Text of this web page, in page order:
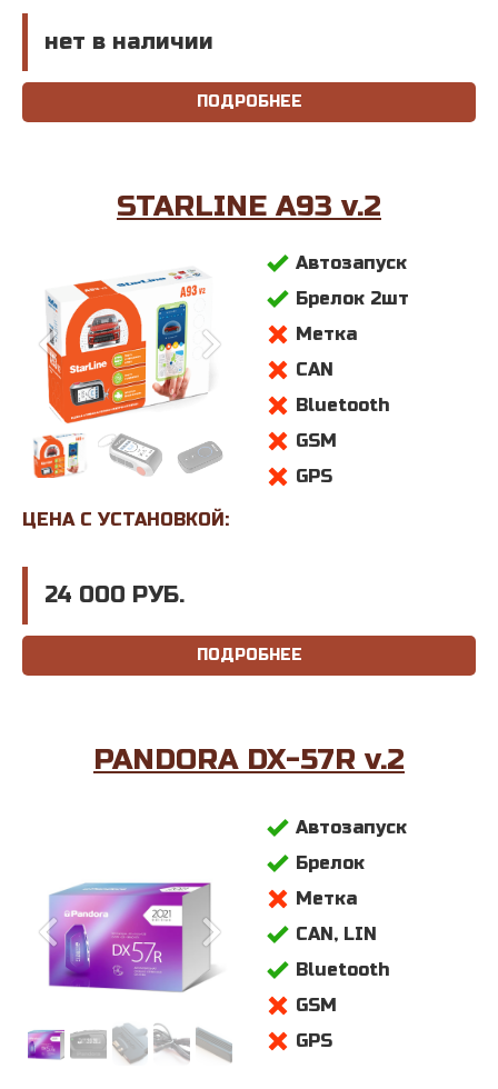
нет в наличии
ПОДРОБНЕЕ
STARLINE A93 v.2
Автозапуск
Брелок 2шт
Метка
CAN
Bluetooth
GSM
GPS
ЦЕНА С УСТАНОВКОЙ:
24 000 РУБ.
ПОДРОБНЕЕ
PANDORA DX-57R v.2
Автозапуск
Брелок
Метка
CAN, LIN
Bluetooth
GSM
GPS